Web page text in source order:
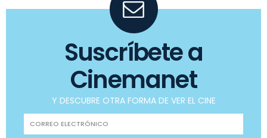
Suscríbete a
Cinemanet
Y DESCUBRE OTRA FORMA DE VER EL CINE